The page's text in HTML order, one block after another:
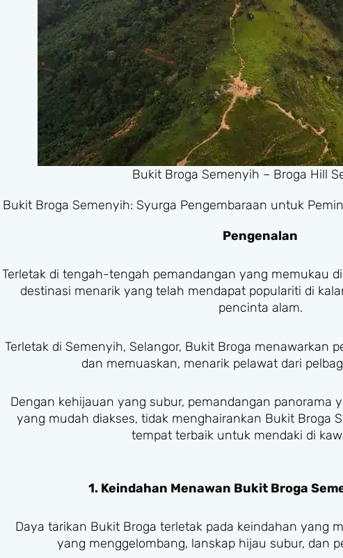
Bukit Broga Semenyih – Broga Hill
Bukit Broga Semenyih: Syurga Pengembaraan untuk
Pengenalan
Terletak di tengah-tengah pemandangan yang memukau
destinasi menarik yang telah mendapat populariti di
pencinta alam.
Terletak di Semenyih, Selangor, Bukit Broga menawarkan
dan memuaskan, menarik pelawat dari
Dengan kehijauan yang subur, pemandangan panorama
yang mudah diakses, tidak menghairankan Bukit Broga
tempat terbaik untuk mendaki di
1. Keindahan Menawan Bukit Broga
Daya tarikan Bukit Broga terletak pada keindahan yang
yang menggelombang, lanskap hijau subur, dan